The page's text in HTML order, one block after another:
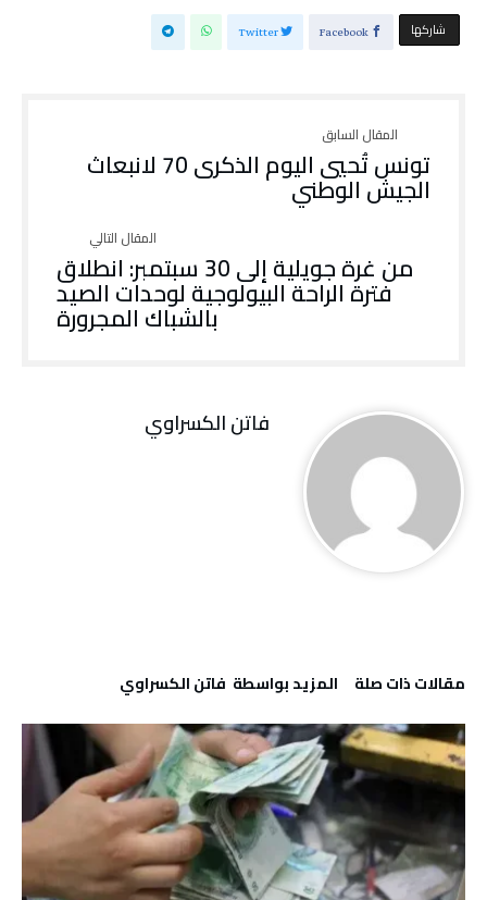
‫‫ شاركها‬ Facebook
Twitter
تونس تُحيي اليوم الذكرى 70 لانبعاث
الجيش الوطني
من غرة جويلية إلى 30 سبتمبر: انطلاق
فترة الراحة البيولوجية لوحدات الصيد
بالشباك المجرورة
فاتن ‬الكسراوي
‫مقالات ذات صلة‬ ‫‫المزيد بواسطة‬ ‬ فاتن ‬الكسراوي